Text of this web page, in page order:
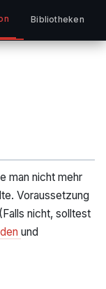
Bibliotheken
man nicht mehr
Voraussetzung
nicht, solltest
und